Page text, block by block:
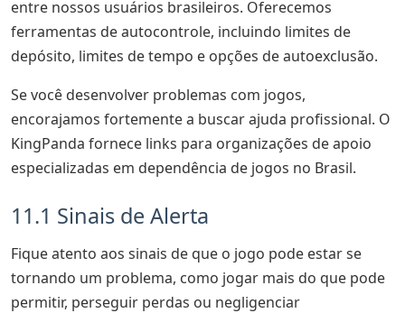
entre nossos usuários brasileiros. Oferecemos
ferramentas de autocontrole, incluindo limites de
depósito, limites de tempo e opções de autoexclusão.
Se você desenvolver problemas com jogos,
encorajamos fortemente a buscar ajuda profissional. O
KingPanda fornece links para organizações de apoio
especializadas em dependência de jogos no Brasil.
11.1 Sinais de Alerta
Fique atento aos sinais de que o jogo pode estar se
tornando um problema, como jogar mais do que pode
permitir, perseguir perdas ou negligenciar